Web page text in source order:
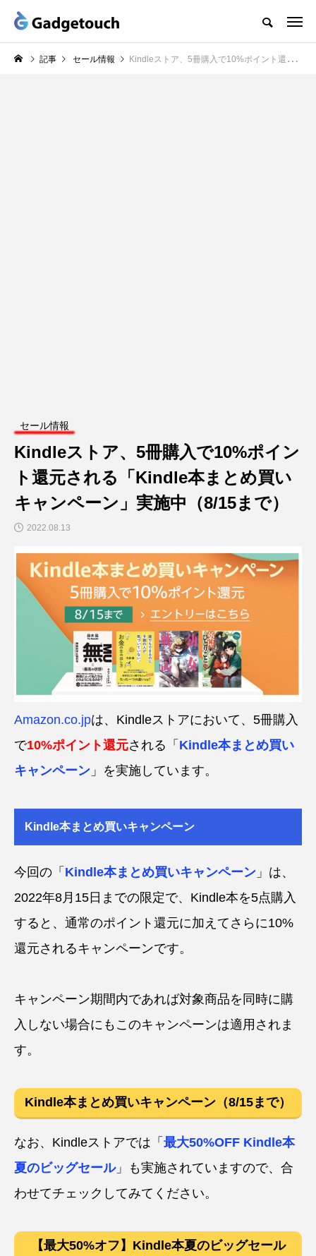
記事 セール情報 Kindleストア、5冊購入で10%ポイント還元される「Kindle本まとめ買いキャンペーン」実施中（8/15まで）
セール情報
Kindleストア、5冊購入で10%ポイン
ト還元される「Kindle本まとめ買い
キャンペーン」実施中（8/15まで）
2022.08.13
Amazon.co.jpは、Kindleストアにおいて、5冊購入
で10%ポイント還元される「 Kindle本まとめ買い
キャンペーン 」を実施しています。
Kindle本まとめ買いキャンペーン
今回の「 Kindle本まとめ買いキャンペーン 」は、
2022年8月15日までの限定で、Kindle本を5点購入
すると、通常のポイント還元に加えてさらに10%
還元されるキャンペーンです。
キャンペーン期間内であれば対象商品を同時に購
入しない場合にもこのキャンペーンは適用されま
す。
Kindle本まとめ買いキャンペーン（8/15まで）
なお、Kindleストアでは「 最大50%OFF Kindle本
夏のビッグセール」も実施されていますので、合
わせてチェックしてみてください。
【最大50%オフ】Kindle本夏のビッグセール